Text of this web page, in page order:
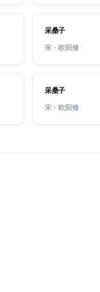
采桑子
宋 - 欧阳修
采桑子
宋 - 欧阳修